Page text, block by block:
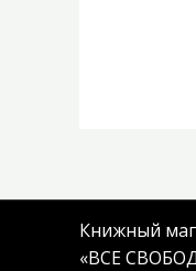
Книжный
«ВСЕ